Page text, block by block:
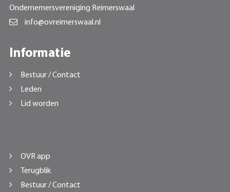
Ondernemersvereniging Reimerswaal
info@ovreimerswaal.nl
Informatie
Bestuur / Contact
Leden
Lid worden
OVR app
Terugblik
Bestuur / Contact